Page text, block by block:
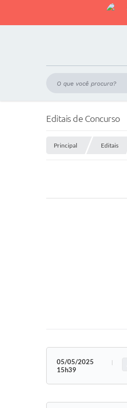
Editais de Concurso
Principal Editais
05/05/2025
15h39